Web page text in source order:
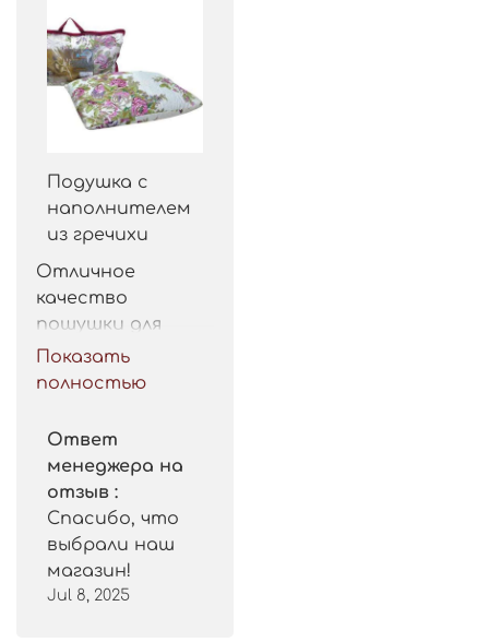
Подушка с
наполнителем
из гречихи
Отличное
качество
пошушки для
такой цены.
Рекомендую.
Показать
полностью
Ответ
менеджера на
отзыв :
Спасибо, что
выбрали наш
магазин!
Jul 8, 2025